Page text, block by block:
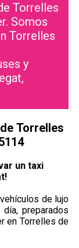
Torrelles
Somos
Torrelles
y
Torrelles
un taxi
de lujo
preparados
en Torrelles de